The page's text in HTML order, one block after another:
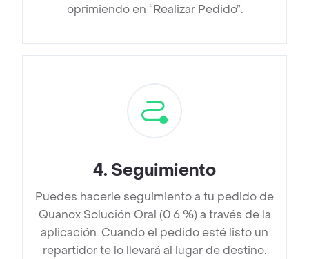
oprimiendo en “Realizar Pedido”.
4. Seguimiento
Puedes hacerle seguimiento a tu pedido de
Quanox Solución Oral (0.6 %) a través de la
aplicación. Cuando el pedido esté listo un
repartidor te lo llevará al lugar de destino.